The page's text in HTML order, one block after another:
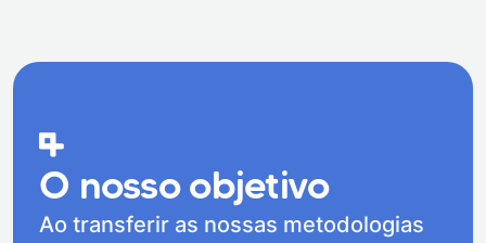
O nosso objetivo
Ao transferir as nossas metodologias